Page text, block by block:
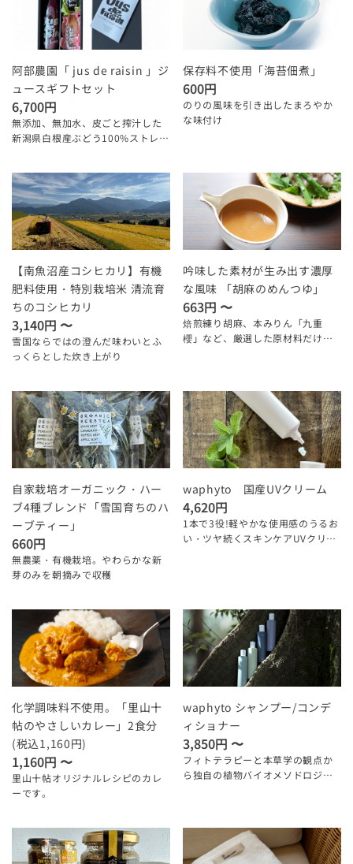
阿部農園「 jus de raisin 」ジ
ュースギフトセット
6,700円
無添加、無加水、皮ごと搾汁した
新潟県白根産ぶどう100%ストレー
保存料不使用「海苔佃煮」
600円
のりの風味を引き出したまろやか
な味付け
【南魚沼産コシヒカリ】有機
肥料使用・特別栽培米 清流育
ちのコシヒカリ
3,140円 〜
雪国ならではの澄んだ味わいとふ
っくらとした炊き上がり
吟味した素材が生み出す濃厚
な風味 「胡麻のめんつゆ」
663円 〜
焙煎練り胡麻、本みりん「九重
櫻」など、厳選した原材料だけを
自家栽培オーガニック・ハー
ブ4種ブレンド「雪国育ちのハ
ーブティー」
660円
無農薬・有機栽培。やわらかな新
芽のみを朝摘みで収穫
waphyto 国産UVクリーム
4,620円
1本で3役!軽やかな使用感のうるお
い・ツヤ続くスキンケアUVクリー
化学調味料不使用。「里山十
帖のやさしいカレー」2食分
(税込1,160円)
1,160円 〜
里山十帖オリジナルレシピのカレ
ーです。
waphyto シャンプー/コンデ
ィショナー
3,850円 〜
フィトテラピーと本草学の観点か
ら独自の植物バイオメソドロジー